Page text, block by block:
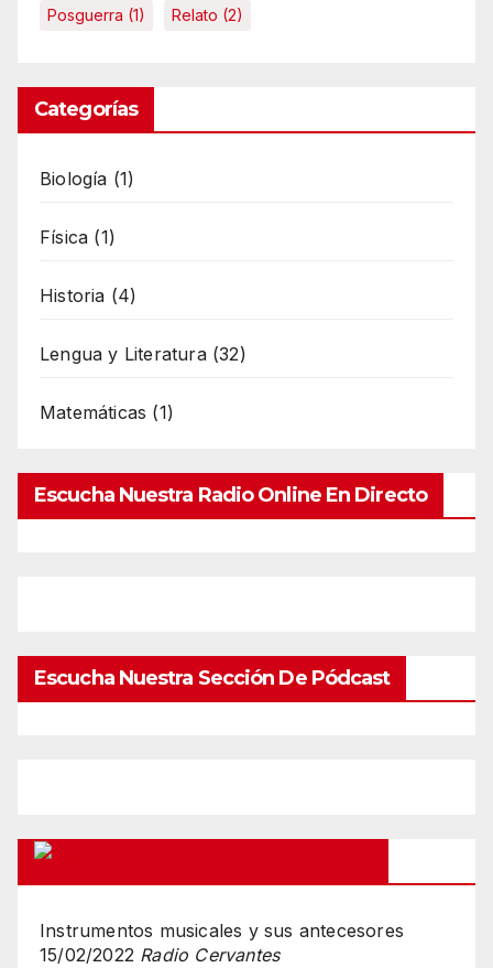
Posguerra (1) Relato (2)
Categorías
Biología (1)
Física (1)
Historia (4)
Lengua y Literatura(32)
Matemáticas (1)
Escucha Nuestra Radio Online En Directo
Escucha Nuestra Sección De Pódcast
Instrumentos musicales y sus antecesores
15/02/2022 Radio Cervantes